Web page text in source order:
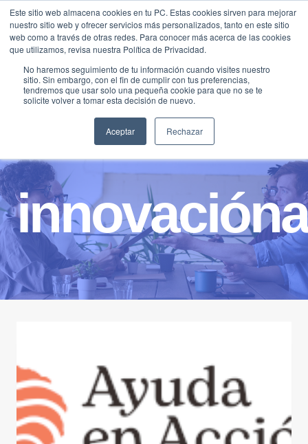
Este sitio web almacena cookies en tu PC. Estas cookies sirven para mejorar
nuestro sitio web y ofrecer servicios más personalizados, tanto en este sitio
web como a través de otras redes. Para conocer más acerca de las cookies
que utilizamos, revisa nuestra Política de Privacidad.
No haremos seguimiento de tu información cuando visites nuestro
sitio. Sin embargo, con el fin de cumplir con tus preferencias,
tendremos que usar solo una pequeña cookie para que no se te
solicite volver a tomar esta decisión de nuevo.
Aceptar Rechazar
Saltar
contenido
Traducir »